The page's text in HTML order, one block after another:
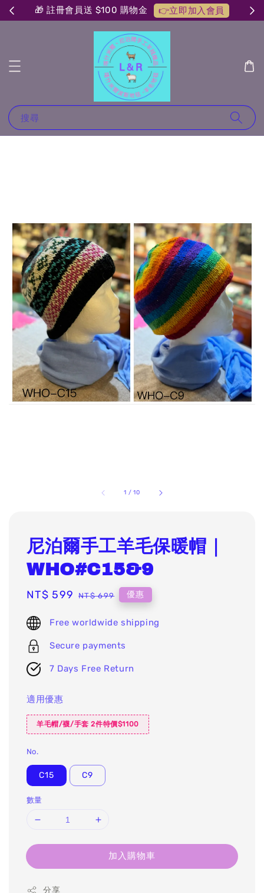
🎁 註冊會員送 $100 購物金 👉立即加入會員
搜尋
1 /10
尼泊爾手工羊毛保暖帽｜
WHO#C15&9
Sale
NT$ 599 Regular
NT$ 699 優惠
Free worldwide shipping
Secure payments
7 Days Free Return
適用優惠
羊毛帽/襪/手套 2件特價$1100
No.
C15 C9
數量
加入購物車
分享